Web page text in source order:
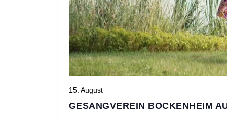
GESANGVEREIN BOCKENHEIM
15. August